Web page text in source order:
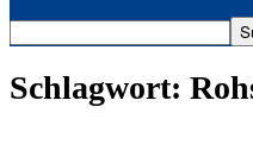
Schlagwort: